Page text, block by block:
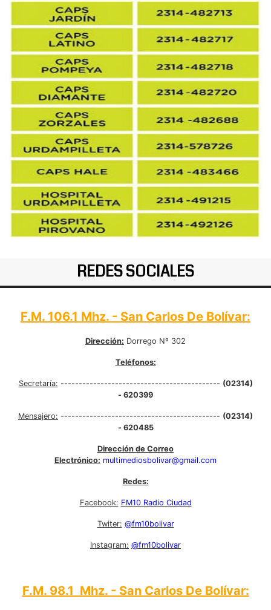
REDES SOCIALES
F.M. 106.1 Mhz. - San Carlos De Bolívar:
Dirección: Dorrego Nº 302
Teléfonos:
Secretaría: -------------------------------------------- (02314)
- 620399
Mensajero: -------------------------------------------- (02314)
- 620485
Dirección de Correo
Electrónico: multimediosbolivar@gmail.com
Redes:
Facebook: FM10 Radio Ciudad
Twiter: @fm10bolivar
Instagram: @fm10bolivar
F.M. 98.1 Mhz. - San Carlos De Bolívar: